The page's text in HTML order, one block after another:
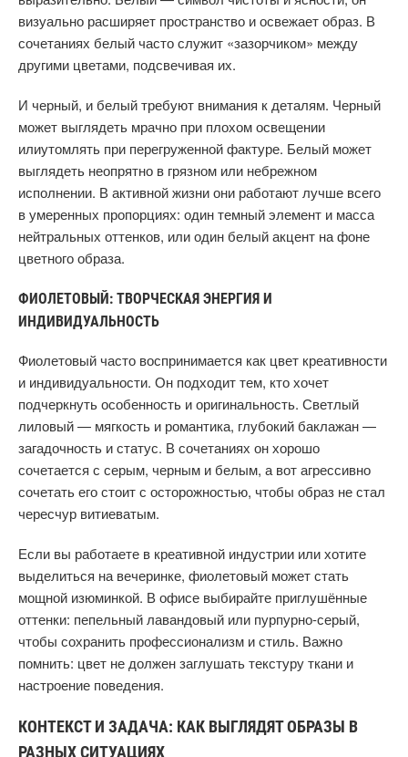
визуально расширяет пространство и освежает образ. В
сочетаниях белый часто служит «зазорчиком» между
другими цветами, подсвечивая их.
И черный, и белый требуют внимания к деталям. Черный
может выглядеть мрачно при плохом освещении
илиутомлять при перегруженной фактуре. Белый может
выглядеть неопрятно в грязном или небрежном
исполнении. В активной жизни они работают лучше всего
в умеренных пропорциях: один темный элемент и масса
нейтральных оттенков, или один белый акцент на фоне
цветного образа.
ФИОЛЕТОВЫЙ: ТВОРЧЕСКАЯ ЭНЕРГИЯ И
ИНДИВИДУАЛЬНОСТЬ
Фиолетовый часто воспринимается как цвет креативности
и индивидуальности. Он подходит тем, кто хочет
подчеркнуть особенность и оригинальность. Светлый
лиловый — мягкость и романтика, глубокий баклажан —
загадочность и статус. В сочетаниях он хорошо
сочетается с серым, черным и белым, а вот агрессивно
сочетать его стоит с осторожностью, чтобы образ не стал
чересчур витиеватым.
Если вы работаете в креативной индустрии или хотите
выделиться на вечеринке, фиолетовый может стать
мощной изюминкой. В офисе выбирайте приглушённые
оттенки: пепельный лавандовый или пурпурно-серый,
чтобы сохранить профессионализм и стиль. Важно
помнить: цвет не должен заглушать текстуру ткани и
настроение поведения.
КОНТЕКСТ И ЗАДАЧА: КАК ВЫГЛЯДЯТ ОБРАЗЫ В
РАЗНЫХ СИТУАЦИЯХ